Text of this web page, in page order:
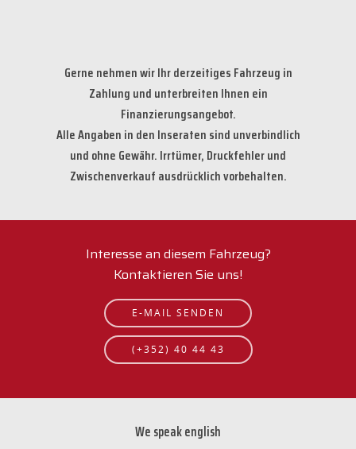
Gerne nehmen wir Ihr derzeitiges Fahrzeug in
Zahlung und unterbreiten Ihnen ein
Finanzierungsangebot.
Alle Angaben in den Inseraten sind unverbindlich
und ohne Gewähr. Irrtümer, Druckfehler und
Zwischenverkauf ausdrücklich vorbehalten.
Interesse an diesem Fahrzeug?
Kontaktieren Sie uns!
E-MAIL SENDEN
(+352) 40 44 43
We speak english